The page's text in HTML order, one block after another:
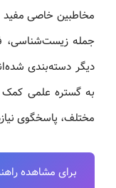
مخاطبین خاصی مفید
جمله زیست‌شناسی،
به گستره علمی کمک
مختلف، پاسخگوی